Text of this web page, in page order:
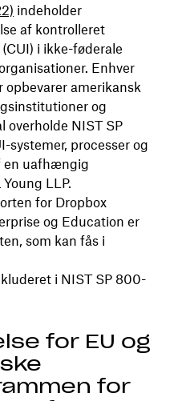
indeholder
af kontrolleret
i ikke-føderale
Enhver
opbevarer amerikansk
og
overholde NIST SP
systemer, processer og
en uafhængig
LLP.
for Dropbox
og Education er
som kan fås i
i NIST SP 800-
for EU og
for